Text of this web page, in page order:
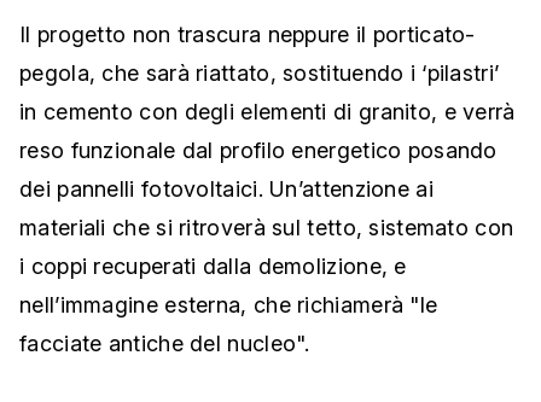
Il progetto non trascura neppure il porticato-
pegola, che sarà riattato, sostituendo i ‘pilastri’
in cemento con degli elementi di granito, e verrà
reso funzionale dal profilo energetico posando
dei pannelli fotovoltaici. Un’attenzione ai
materiali che si ritroverà sul tetto, sistemato con
i coppi recuperati dalla demolizione, e
nell’immagine esterna, che richiamerà "le
facciate antiche del nucleo".